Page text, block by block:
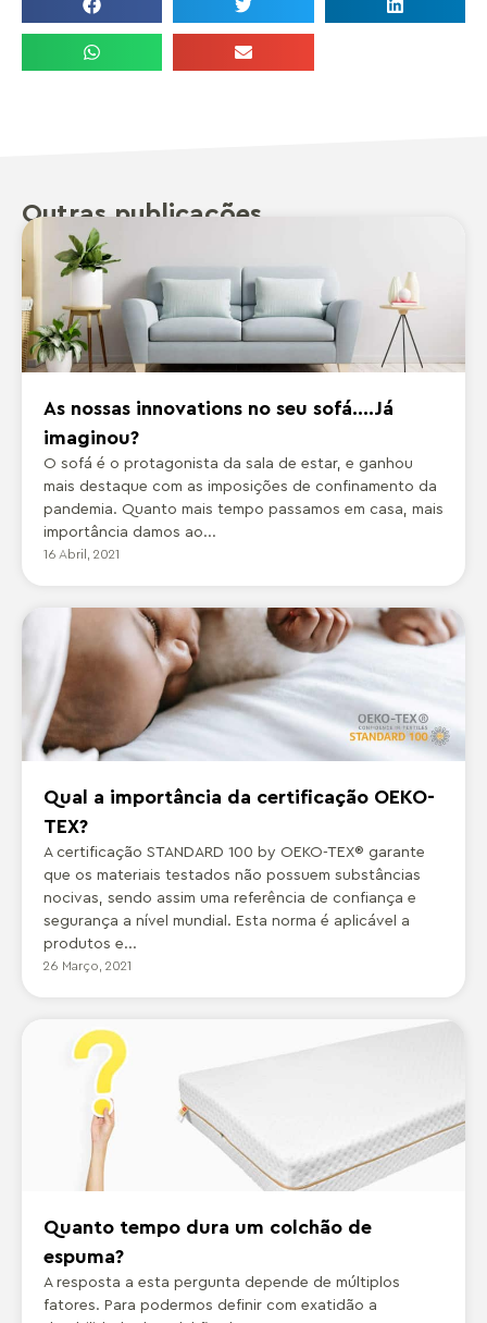
Outras publicações
As nossas innovations no seu sofá….Já
imaginou?
O sofá é o protagonista da sala de estar, e ganhou
mais destaque com as imposições de confinamento da
pandemia. Quanto mais tempo passamos em casa, mais
importância damos ao...
16 Abril, 2021
Qual a importância da certificação OEKO-
TEX?
A certificação STANDARD 100 by OEKO-TEX® garante
que os materiais testados não possuem substâncias
nocivas, sendo assim uma referência de confiança e
segurança a nível mundial. Esta norma é aplicável a
produtos e...
26 Março, 2021
Quanto tempo dura um colchão de
espuma?
A resposta a esta pergunta depende de múltiplos
fatores. Para podermos definir com exatidão a